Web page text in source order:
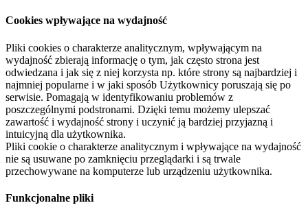
Cookies wpływające na wydajność
Pliki cookies o charakterze analitycznym, wpływającym na
wydajność zbierają informację o tym, jak często strona jest
odwiedzana i jak się z niej korzysta np. które strony są najbardziej i
najmniej popularne i w jaki sposób Użytkownicy poruszają się po
serwisie. Pomagają w identyfikowaniu problemów z
poszczególnymi podstronami. Dzięki temu możemy ulepszać
zawartość i wydajność strony i uczynić ją bardziej przyjazną i
intuicyjną dla użytkownika.
Pliki cookie o charakterze analitycznym i wpływające na wydajność
nie są usuwane po zamknięciu przeglądarki i są trwale
przechowywane na komputerze lub urządzeniu użytkownika.
Funkcjonalne pliki